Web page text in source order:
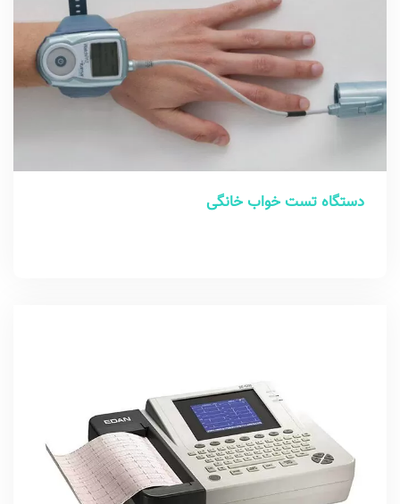
دستگاه تست خواب خانگی